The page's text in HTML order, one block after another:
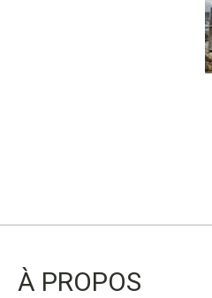
À PROPOS